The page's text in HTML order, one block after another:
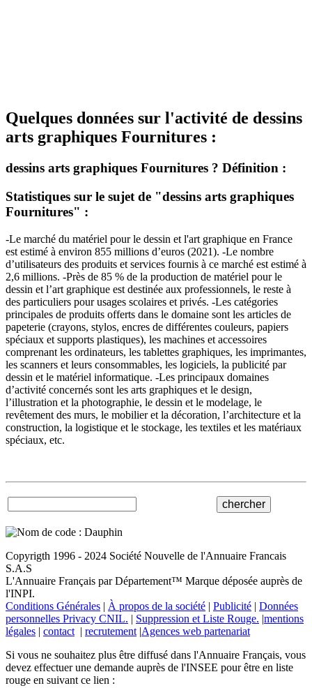
Quelques données sur l'activité de dessins
arts graphiques Fournitures :
dessins arts graphiques Fournitures ? Définition :
Statistiques sur le sujet de "dessins arts graphiques
Fournitures" :
-Le marché du matériel pour le dessin et l'art graphique en France
est estimé à environ 855 millions d’euros (2021). -Le nombre
d’utilisateurs des produits et services fournis à ce marché est estimé à
2,6 millions. -Près de 85 % de la production de matériel pour le
dessin et l’art graphique est destinée aux professionnels, le reste à
des particuliers pour usages scolaires et privés. -Les catégories
principales de produits offerts dans le domaine sont les articles de
papeterie (crayons, stylos, encres de différentes couleurs, papiers
spéciaux et supports plastiques), les machines et accessoires
comprenant les ordinateurs, les tablettes graphiques, les imprimantes,
les scanners et leurs consommables, les logiciels, la publicité par
dessin et le matériel informatique. -Les principaux domaines
d’activité concernés sont les arts graphiques et le design,
l’illustration et la photographie, le dessin et le modelage, le
revêtement des murs, le mobilier et la décoration, l’architecture et la
construction, la logistique et le stockage, les textiles et les matériaux
spéciaux, etc.
Copyrigth 1996 - 2024 Société Nouvelle de l'Annuaire Francais
S.A.S
L'Annuaire Français par Département™ Marque déposée auprès de
l'INPI.
Conditions Générales | À propos de la société | Publicité | Données
personnelles Privacy CNIL. | Suppression et Liste Rouge. |mentions
légales | contact | recrutement |Agences web partenariat
Si vous ne souhaitez plus être diffusé dans l'Annuaire Français, vous
devez effectuer une demande auprès de l'INSEE pour être en liste
rouge en suivant ce lien :